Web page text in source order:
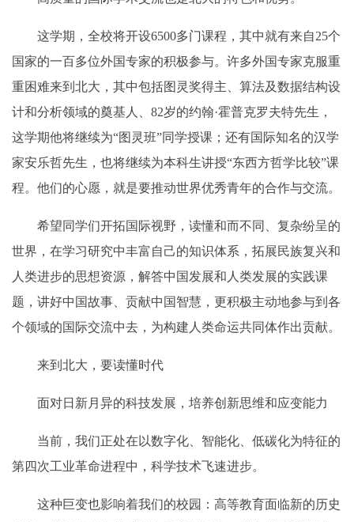
这学期，全校将开设6500多门课程，其中就有来自25个
国家的一百多位外国专家的积极参与。许多外国专家克服重
重困难来到北大，其中包括图灵奖得主、算法及数据结构设
计和分析领域的奠基人、82岁的约翰·霍普克罗夫特先生，
这学期他将继续为“图灵班”同学授课；还有国际知名的汉学
家安乐哲先生，也将继续为本科生讲授“东西方哲学比较”课
程。他们的心愿，就是要推动世界优秀青年的合作与交流。
希望同学们开拓国际视野，读懂和而不同、复杂纷呈的
世界，在学习研究中丰富自己的知识体系，拓展民族复兴和
人类进步的思想资源，解答中国发展和人类发展的实践课
题，讲好中国故事、贡献中国智慧，更积极主动地参与到各
个领域的国际交流中去，为构建人类命运共同体作出贡献。
来到北大，要读懂时代
面对日新月异的科技发展，培养创新思维和应变能力
当前，我们正处在以数字化、智能化、低碳化为特征的
第四次工业革命进程中，科学技术飞速进步。
这种巨变也影响着我们的校园：高等教育面临新的历史